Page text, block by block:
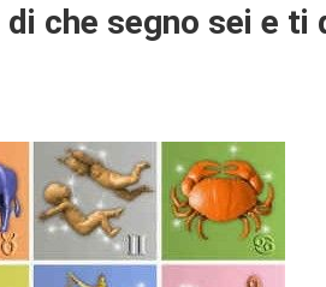
che segno sei e ti